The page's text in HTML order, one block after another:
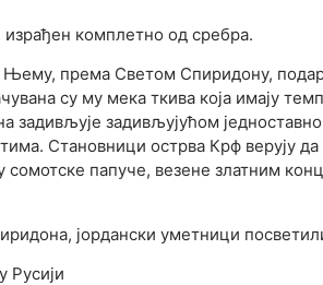
комплетно од сребра.
Њему, према Светом Спиридону,
су му мека ткива која имају
задивљује задивљујућом
Становници острва Крф верују
папуче, везене златним
јордански уметници
Русији